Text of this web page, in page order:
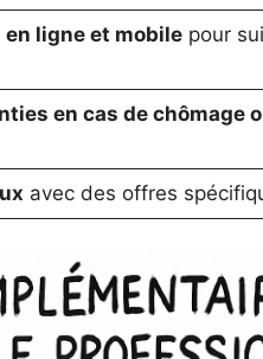
ligne et mobilepour
en cas de chômage
avec des offres